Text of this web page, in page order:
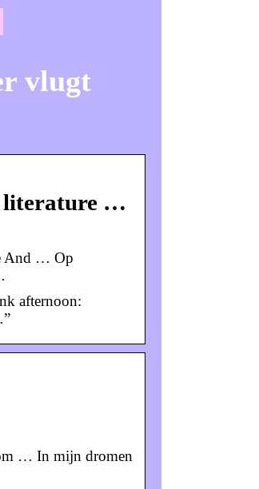
vlugt
literature …
And … Op
afternoon:
… In mijn dromen